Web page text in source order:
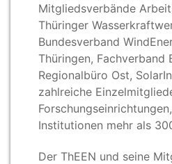
Mitgliedsverbände
Thüringer
Bundesverband
Thüringen, Fachverband
Regionalbüro Ost,
zahlreiche
Institutionen mehr als
Der ThEEN und seine